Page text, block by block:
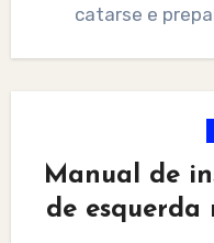
catarse e
Manual de
de esquerda